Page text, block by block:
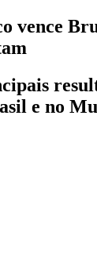
vence
e no